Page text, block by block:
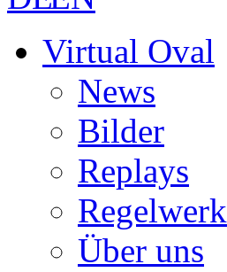
Virtual Oval
News
Bilder
Replays
Regelwerk
Über uns